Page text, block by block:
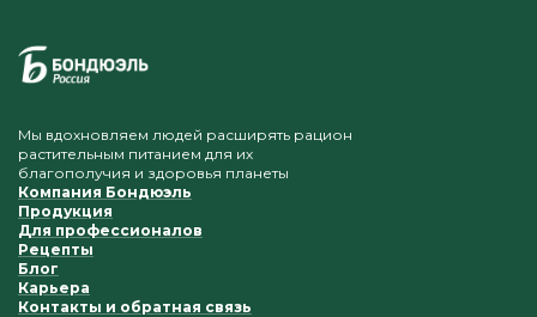
Мы вдохновляем людей расширять рацион
растительным питанием для их
благополучия и здоровья планеты
Компания Бондюэль
Продукция
Для профессионалов
Рецепты
Блог
Карьера
Контакты и обратная связь